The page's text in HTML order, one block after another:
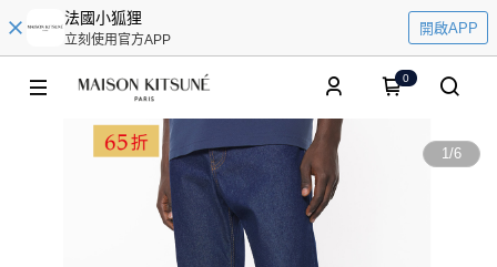
法國小狐狸
立刻使用官方APP
開啟APP
0
1/6